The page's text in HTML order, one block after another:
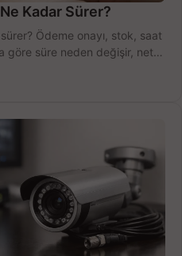
Kadar Sürer?
Ödeme onayı, stok, saat
göre süre neden değişir, net